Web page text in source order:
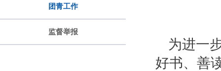
团青工作
监督举报
为进一
好书、善